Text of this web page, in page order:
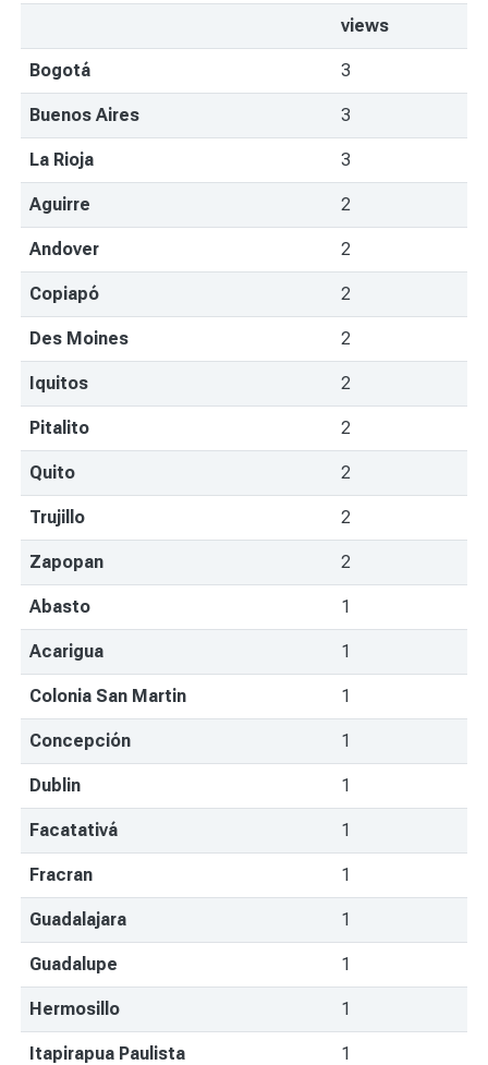
views
Bogotá 3
Buenos Aires 3
La Rioja 3
Aguirre 2
Andover 2
Copiapó 2
Des Moines 2
Iquitos 2
Pitalito 2
Quito 2
Trujillo 2
Zapopan 2
Abasto 1
Acarigua 1
Colonia San Martin 1
Concepción 1
Dublin 1
Facatativá 1
Fracran 1
Guadalajara 1
Guadalupe 1
Hermosillo 1
Itapirapua Paulista 1